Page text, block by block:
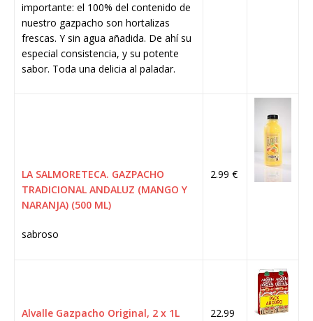
importante: el 100% del contenido de
nuestro gazpacho son hortalizas
frescas. Y sin agua añadida. De ahí su
especial consistencia, y su potente
sabor. Toda una delicia al paladar.
LA SALMORETECA. GAZPACHO
TRADICIONAL ANDALUZ (MANGO Y
NARANJA) (500 ML)
sabroso
2.99 €
Alvalle Gazpacho Original, 2 x 1L
22.99